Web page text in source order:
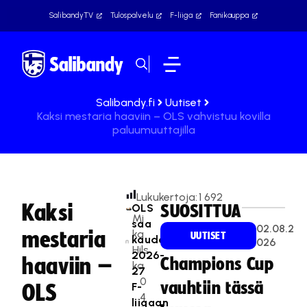
SalibandyTV Tulospalvelu F-liiga Fanikauppa
Salibandy.fi
Uutiset
Kaksi mestaria haaviin – OLS vahvistuu kovilla
paluumuuttajilla
Kaksi
mestaria
haaviin –
OLS
Mi
ka
Hils
ka
0
4
Lukukertoja:1 692
OLS
saa
kauden
2026-
27
F-
liigaan
SUOSITTUA
UUTISET
02.08.2
026
Champions Cup
vauhtiin tässä